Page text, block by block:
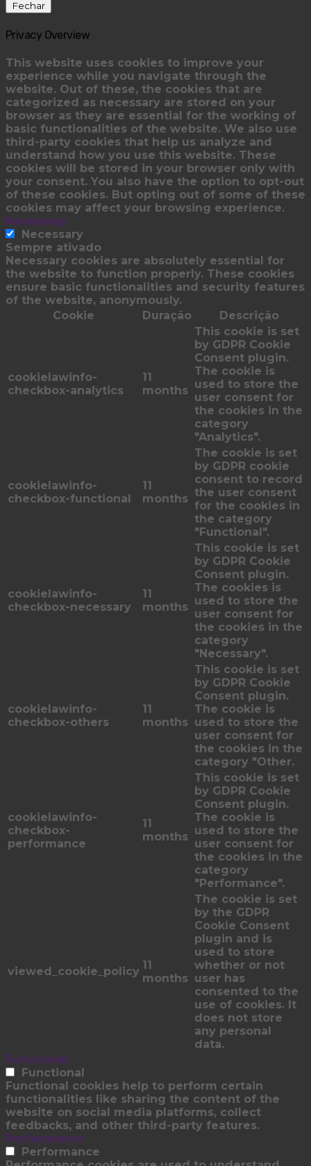
Fechar
Privacy Overview
This website uses cookies to improve your
experience while you navigate through the
website. Out of these, the cookies that are
categorized as necessary are stored on your
browser as they are essential for the working of
basic functionalities of the website. We also use
third-party cookies that help us analyze and
understand how you use this website. These
cookies will be stored in your browser only with
your consent. You also have the option to opt-out
of these cookies. But opting out of some of these
cookies may affect your browsing experience.
Necessary
Necessary
Sempre ativado
Necessary cookies are absolutely essential for
the website to function properly. These cookies
ensure basic functionalities and security features
of the website, anonymously.
Cookie
Duração Descrição
cookielawinfo-
checkbox-analytics
11
months
This cookie is set
by GDPR Cookie
Consent plugin.
The cookie is
used to store the
user consent for
the cookies in the
category
"Analytics".
cookielawinfo-
checkbox-functional
11
months
The cookie is set
by GDPR cookie
consent to record
the user consent
for the cookies in
the category
"Functional".
cookielawinfo-
checkbox-necessary
11
months
This cookie is set
by GDPR Cookie
Consent plugin.
The cookies is
used to store the
user consent for
the cookies in the
category
"Necessary".
cookielawinfo-
checkbox-others
11
months
This cookie is set
by GDPR Cookie
Consent plugin.
The cookie is
used to store the
user consent for
the cookies in the
category "Other.
cookielawinfo-
checkbox-
performance
11
months
This cookie is set
by GDPR Cookie
Consent plugin.
The cookie is
used to store the
user consent for
the cookies in the
category
"Performance".
viewed_cookie_policy 11
months
The cookie is set
by the GDPR
Cookie Consent
plugin and is
used to store
whether or not
user has
consented to the
use of cookies. It
does not store
any personal
data.
Functional
Functional
Functional cookies help to perform certain
functionalities like sharing the content of the
website on social media platforms, collect
feedbacks, and other third-party features.
Performance
Performance